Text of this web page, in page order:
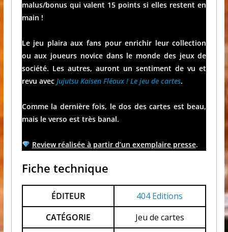
malus/bonus qui valent 15 points si elles restent en
main !
Le jeu plaira aux fans pour enrichir leur collection
ou aux joueurs novice dans le monde des jeux de
société. Les autres, auront un sentiment de vu et
revu avec Jujutsu Kaisen Fléaux ! Le jeu de cartes.
Comme la dernière fois, le dos des cartes est beau,
mais le verso est très banal.
Review réalisée à partir d’un exemplaire presse.
Fiche technique
ÉDITEUR
404 Editions
CATÉGORIE
Jeu de cartes